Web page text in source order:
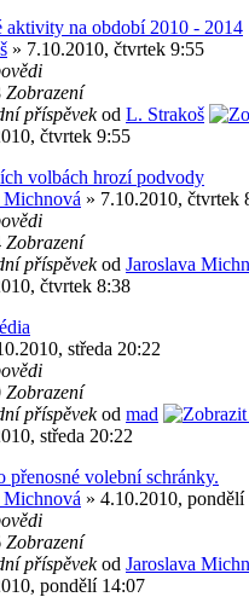
aktivity na období 2010 - 2014
» 7.10.2010, čtvrtek 9:55
Zobrazení
příspěvekod L. Strakoš
čtvrtek 9:55
volbách hrozí podvody
Michnová » 7.10.2010, čtvrtek
Zobrazení
příspěvekod Jaroslava
čtvrtek 8:38
středa 20:22
Zobrazení
příspěvekod mad
středa 20:22
přenosné volební schránky.
Michnová » 4.10.2010, pondělí
Zobrazení
příspěvekod Jaroslava
pondělí 14:07